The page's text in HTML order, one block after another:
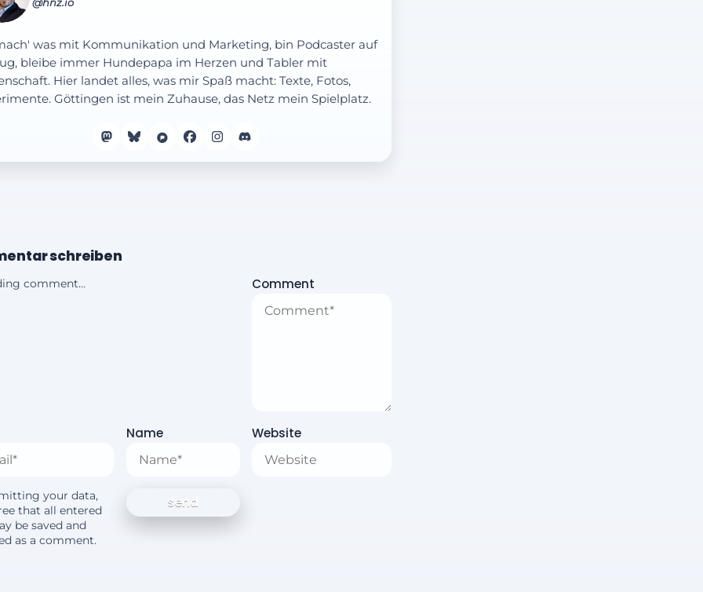
@hnz.io
was mit Kommunikation und Marketing, bin Podcaster auf
bleibe immer Hundepapa im Herzen und Tabler mit
Hier landet alles, was mir Spaß macht: Texte, Fotos,
Göttingen ist mein Zuhause, das Netz mein Spielplatz.
schreiben
comment... Comment
Name Website
your data,
that all entered
be saved and
as a comment.